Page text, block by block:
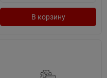
В корзину